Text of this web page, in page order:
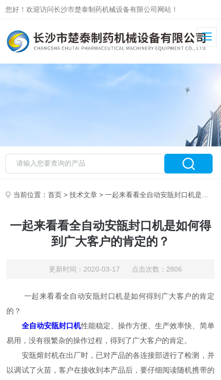
您好！欢迎访问长沙市楚泰制药机械设备有限公司网站！
当前位置：首页 >技术文章 > 一起来看看全自动安瓿封口机是如何得到广大客户的肯定的？
一起来看看全自动安瓿封口机是如何得
到广大客户的肯定的？
更新时间：2020-03-17 点击次数：2806
一起来看看全自动安瓿封口机是如何得到广大客户的肯定
的？
全自动安瓿封口机性能稳定、操作方便、生产效率快、简单
易用，没有很繁杂的操作过程，得到了广大客户的肯定。
安瓿熔封机在出厂时，已对产品的各连接部进行了检测，并
以调试了火苗，客户在接收到本产品后，要仔细阅读随机携带的